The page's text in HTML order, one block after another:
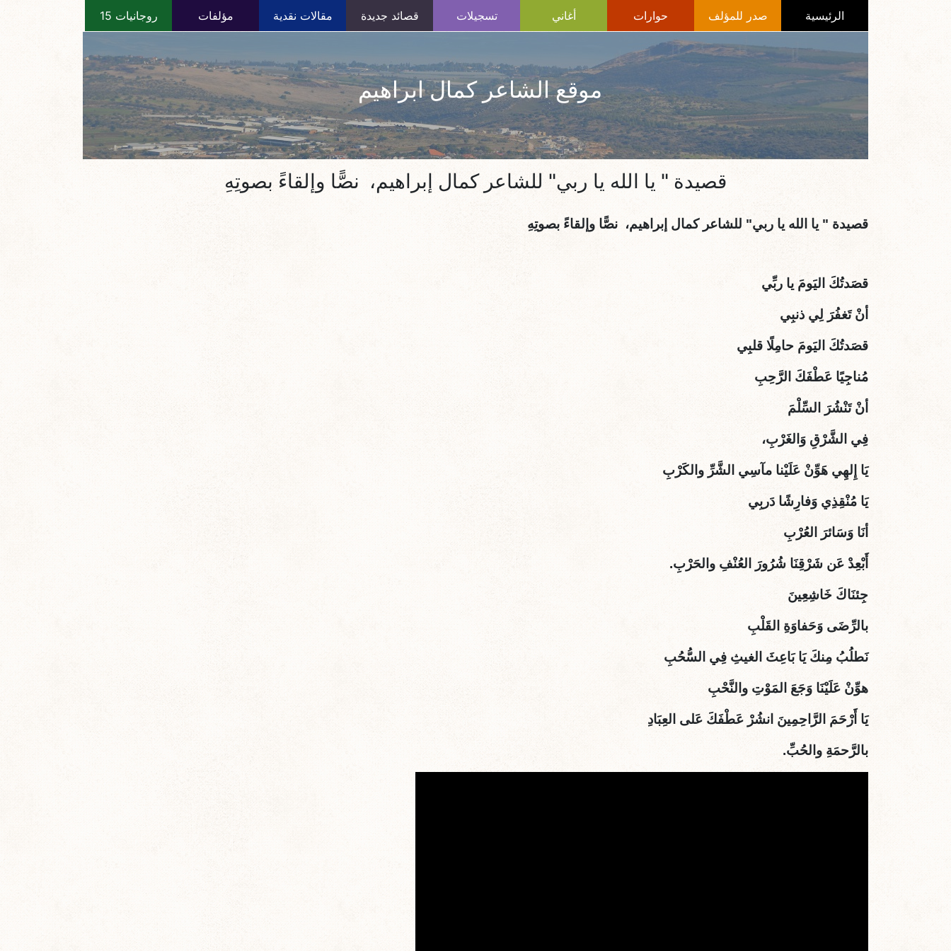
الرئيسية صدر للمؤلف حوارات أغاني تسجيلات قصائد جديدة مقالات نقدية مؤلفات روجانيات 15
موقع الشاعر كمال ابراهيم
قصيدة " يا الله يا ربي" للشاعر كمال إبراهيم، نصًّا وإلقاءً بصوتِهِ
قصيدة " يا الله يا ربي" للشاعر كمال إبراهيم، نصًّا وإلقاءً بصوتِهِ
قصَدتُكَ اليَومَ يا ربِّي
أنْ تَغفُرَ لِي ذنبِي
قصَدتُكَ اليَومَ حامِلًا قلبِي
مُناجِيًا عَطْفَكَ الرَّحِبِ
أنْ تَنْشُرَ السِّلْمَ
فِي الشَّرْقِ وَالغَرْبِ،
يَا إِلهِي هَوِّنْ عَلَيْنا مآسِي الشَّرِّ والكَرْبِ
يَا مُنْقِذِي وَفارِشًا دَربِي
أنَا وَسَائرَ العُرْبِ
أَبْعِدْ عَن شَرْقِنَا شُرُورَ العُنْفِ والحَرْبِ.
جِئنَاكَ خَاشِعِينَ
بالرِّضَى وَحَفاوَةِ القَلْبِ
نَطلُبُ مِنكَ يَا بَاعِثَ الغيثِ فِي السُّحُبِ
هوِّنْ عَلَيْنَا وَجَعَ المَوْتِ والنَّحْبِ
يَا أَرْحَمَ الرَّاحِمِينَ انشُرْ عَطْفَكَ عَلى العِبَادِ
بالرَّحمَةِ والحُبِّ.